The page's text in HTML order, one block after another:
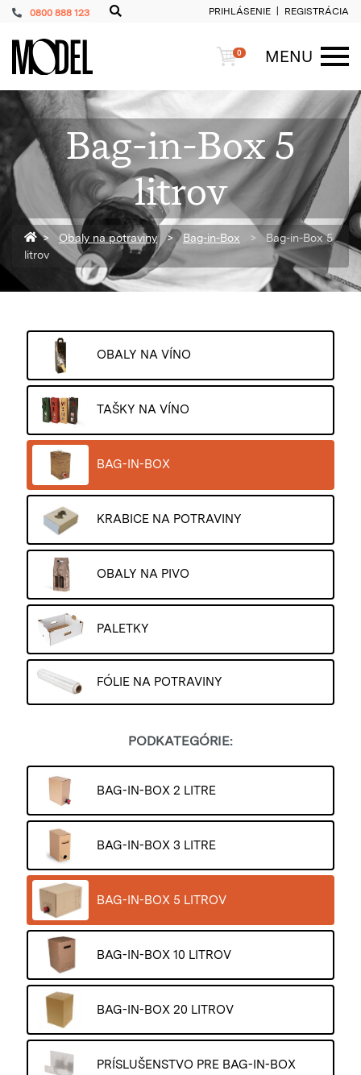
0800 888 123 PRIHLÁSENIE REGISTRÁCIA
PackShop Košík
0
MENU
Bag-in-Box 5
litrov
Späť na homepage
Obaly na potraviny Bag-in-Box
Bag-in-Box 5
litrov
OBALY NA VÍNO
TAŠKY NA VÍNO
BAG-IN-BOX
KRABICE NA POTRAVINY
OBALY NA PIVO
PALETKY
FÓLIE NA POTRAVINY
PODKATEGÓRIE:
BAG-IN-BOX 2 LITRE
BAG-IN-BOX 3 LITRE
BAG-IN-BOX 5 LITROV
BAG-IN-BOX 10 LITROV
BAG-IN-BOX 20 LITROV
PRÍSLUŠENSTVO PRE BAG-IN-BOX